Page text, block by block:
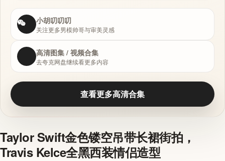
小胡叨叨叨
关注更多男模帅哥与审美灵感
高清图集 / 视频合集
去夸克网盘继续看更多内容
查看更多高清合集
Taylor Swift金色镂空吊带长裙街拍，
Travis Kelce全黑西装情侣造型